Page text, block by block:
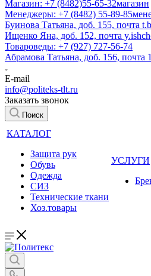
Магазин: +7 (8482)55-65-32магазин
Менеджеры: +7 (8482) 55-89-85
Буинова Татьяна, доб. 155, почта
Ищенко Яна, доб. 152, почта
Товароведы: +7 (927) 727-56-74
Абрамова Татьяна, доб. 156, почта
E-mail
info@politeks-tlt.ru
Заказать звонок
Поиск
КАТАЛОГ
Защита рук
Обувь
Одежда
СИЗ
Технические ткани
Хоз.товары
УСЛУГИ